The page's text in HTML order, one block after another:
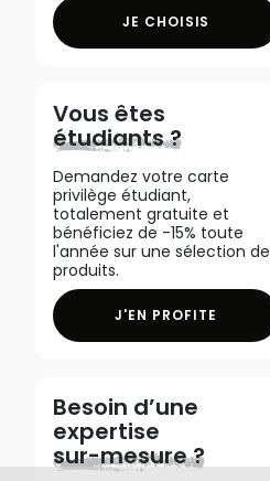
JE CHOISIS
Vous êtes
étudiants ?
Demandez votre carte
privilège étudiant,
totalement gratuite et
bénéficiez de -15% toute
l'année sur une sélection de
produits.
J'EN PROFITE
Besoin d’une
expertise
sur-mesure ?